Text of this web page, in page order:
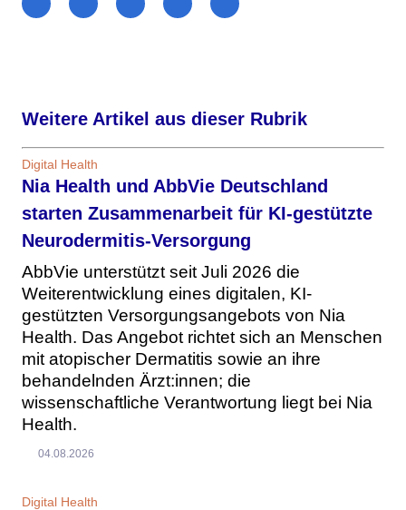
Weitere Artikel aus dieser Rubrik
Digital Health
Nia Health und AbbVie Deutschland
starten Zusammenarbeit für KI-gestützte
Neurodermitis-Versorgung
AbbVie unterstützt seit Juli 2026 die
Weiterentwicklung eines digitalen, KI-
gestützten Versorgungsangebots von Nia
Health. Das Angebot richtet sich an Menschen
mit atopischer Dermatitis sowie an ihre
behandelnden Ärzt:innen; die
wissenschaftliche Verantwortung liegt bei Nia
Health.
04.08.2026
Digital Health